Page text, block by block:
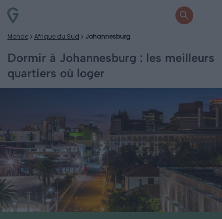
Monde Afrique du Sud Johannesburg
Dormir à Johannesburg : les meilleurs
quartiers où loger